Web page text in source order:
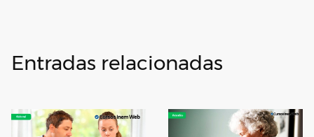
Entradas relacionadas